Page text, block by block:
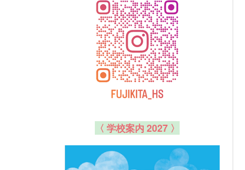
〈 学校案内 2027 〉